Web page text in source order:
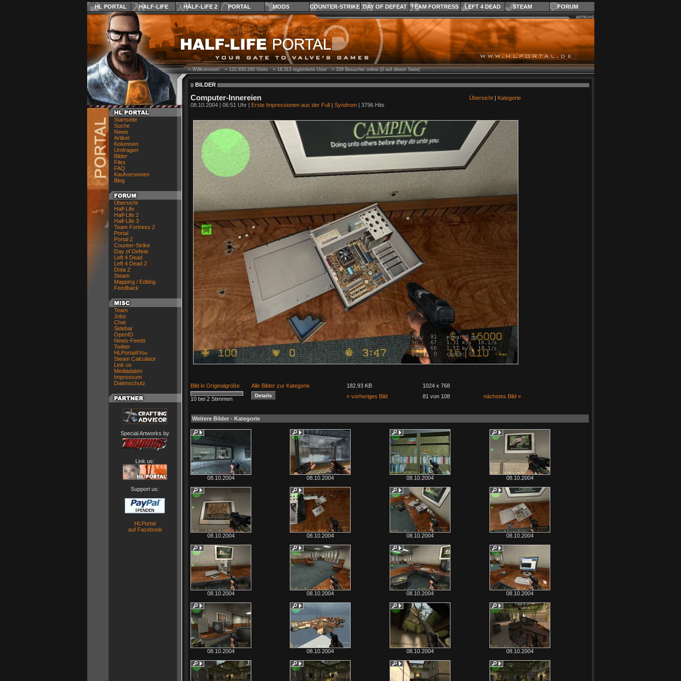
HL PORTAL HALF-LIFE HALF-LIFE 2 PORTAL MODS COUNTER-STRIKE DAY OF DEFEAT TEAM FORTRESS LEFT 4 DEAD STEAM FORUM
Startseite
Suche
News
Artikel
Kolumnen
Umfragen
Bilder
Files
FAQ
Kaufversionen
Blog
Übersicht
Half-Life
Half-Life 2
Half-Life 3
Team Fortress 2
Portal
Portal 2
Counter-Strike
Day of Defeat
Left 4 Dead
Left 4 Dead 2
Dota 2
Steam
Mapping / Editing
Feedback
Team
Jobs
Chat
Sidebar
OpenID
News-Feeds
Twitter
HLPortal4You
Steam Calculator
Link us
Mediadaten
Impressum
Datenschutz
Special Artworks by
Link us:
Support us:
HLPortal
auf Facebook
›› Willkommen! ››122.930.240Visits ››18.313registrierte User ››339Besucher online (0 auf dieser Seite)
BILDER
Computer-Innereien Übersicht| Kategorie
08.10.2004 | 06:51 Uhr | Erste Impressionen aus der Full| Syndrom| 3796 Hits
Bild in Originalgröße Alle Bilder zur Kategorie 182.93 KB 1024 x 768
10 bei 2 Stimmen « vorheriges Bild 81 von 108 nächstes Bild »
Weitere Bilder - Kategorie
08.10.2004 08.10.2004 08.10.2004 08.10.2004
08.10.2004 08.10.2004 08.10.2004 08.10.2004
08.10.2004 08.10.2004 08.10.2004 08.10.2004
08.10.2004 08.10.2004 08.10.2004 08.10.2004